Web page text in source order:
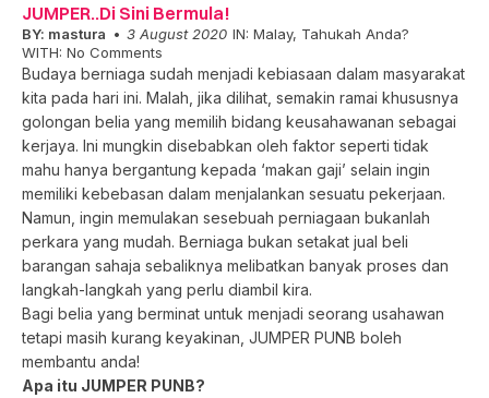
JUMPER..Di Sini Bermula!
BY: mastura 3 August 2020 IN: Malay, Tahukah Anda?
WITH: No Comments
Budaya berniaga sudah menjadi kebiasaan dalam masyarakat
kita pada hari ini. Malah, jika dilihat, semakin ramai khususnya
golongan belia yang memilih bidang keusahawanan sebagai
kerjaya. Ini mungkin disebabkan oleh faktor seperti tidak
mahu hanya bergantung kepada ‘makan gaji’ selain ingin
memiliki kebebasan dalam menjalankan sesuatu pekerjaan.
Namun, ingin memulakan sesebuah perniagaan bukanlah
perkara yang mudah. Berniaga bukan setakat jual beli
barangan sahaja sebaliknya melibatkan banyak proses dan
langkah-langkah yang perlu diambil kira.
Bagi belia yang berminat untuk menjadi seorang usahawan
tetapi masih kurang keyakinan, JUMPER PUNB boleh
membantu anda!
Apa itu JUMPER PUNB?